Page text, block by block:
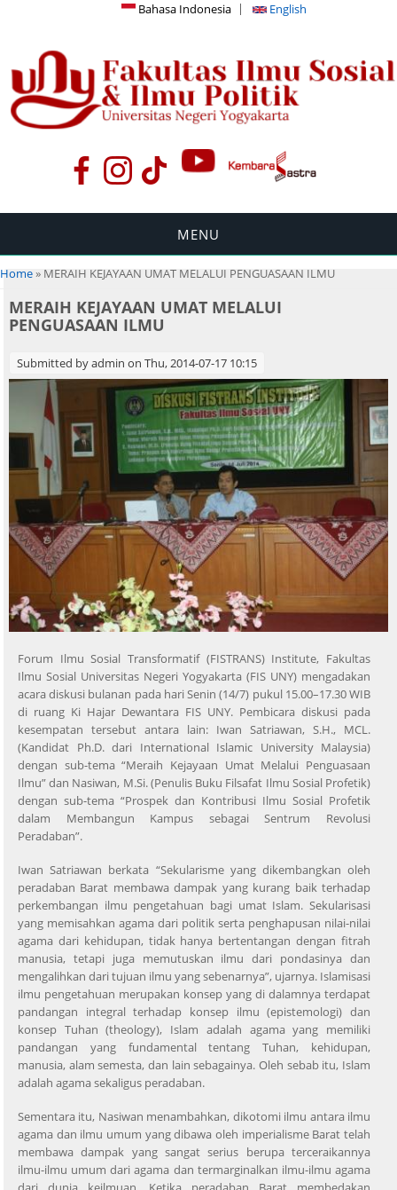
Bahasa Indonesia English
MENU
You are here
Home» MERAIH KEJAYAAN UMAT MELALUI PENGUASAAN ILMU
MERAIH KEJAYAAN UMAT MELALUI
PENGUASAAN ILMU
Submitted byadmin on Thu, 2014-07-17 10:15
Forum Ilmu Sosial Transformatif (FISTRANS) Institute, Fakultas
Ilmu Sosial Universitas Negeri Yogyakarta (FIS UNY) mengadakan
acara diskusi bulanan pada hari Senin (14/7) pukul 15.00–17.30 WIB
di ruang Ki Hajar Dewantara FIS UNY. Pembicara diskusi pada
kesempatan tersebut antara lain: Iwan Satriawan, S.H., MCL.
(Kandidat Ph.D. dari International Islamic University Malaysia)
dengan sub-tema “Meraih Kejayaan Umat Melalui Penguasaan
Ilmu” dan Nasiwan, M.Si. (Penulis Buku Filsafat Ilmu Sosial Profetik)
dengan sub-tema “Prospek dan Kontribusi Ilmu Sosial Profetik
dalam Membangun Kampus sebagai Sentrum Revolusi
Peradaban”.
Iwan Satriawan berkata “Sekularisme yang dikembangkan oleh
peradaban Barat membawa dampak yang kurang baik terhadap
perkembangan ilmu pengetahuan bagi umat Islam. Sekularisasi
yang memisahkan agama dari politik serta penghapusan nilai-nilai
agama dari kehidupan, tidak hanya bertentangan dengan fitrah
manusia, tetapi juga memutuskan ilmu dari pondasinya dan
mengalihkan dari tujuan ilmu yang sebenarnya”, ujarnya. Islamisasi
ilmu pengetahuan merupakan konsep yang di dalamnya terdapat
pandangan integral terhadap konsep ilmu (epistemologi) dan
konsep Tuhan (theology), Islam adalah agama yang memiliki
pandangan yang fundamental tentang Tuhan, kehidupan,
manusia, alam semesta, dan lain sebagainya. Oleh sebab itu, Islam
adalah agama sekaligus peradaban.
Sementara itu, Nasiwan menambahkan, dikotomi ilmu antara ilmu
agama dan ilmu umum yang dibawa oleh imperialisme Barat telah
membawa dampak yang sangat serius berupa terceraikannya
ilmu-ilmu umum dari agama dan termarginalkan ilmu-ilmu agama